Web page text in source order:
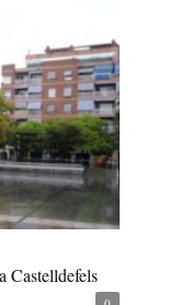
Castelldefels